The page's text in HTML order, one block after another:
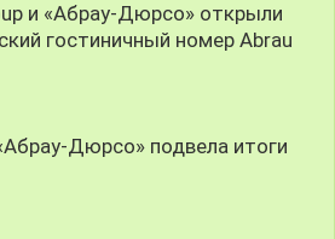
и «Абрау-Дюрсо» открыли
гостиничный номер Abrau
Дюрсо» подвела итоги